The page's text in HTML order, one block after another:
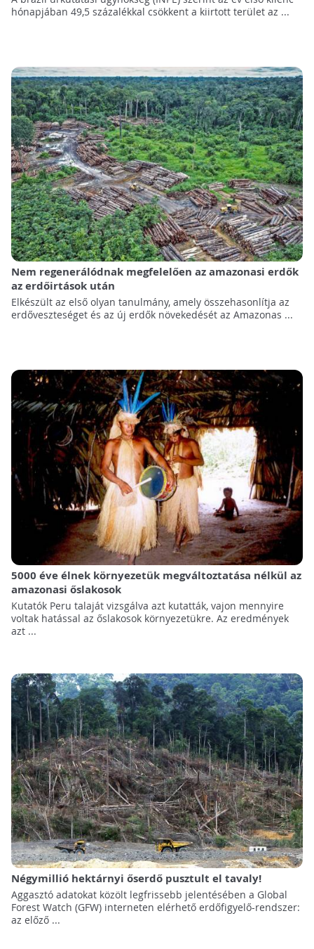
hónapjában 49,5 százalékkal csökkent a kiirtott terület az ...
Nem regenerálódnak megfelelően az amazonasi erdők
az erdőirtások után
Elkészült az első olyan tanulmány, amely összehasonlítja az
erdőveszteséget és az új erdők növekedését az Amazonas ...
5000 éve élnek környezetük megváltoztatása nélkül az
amazonasi őslakosok
Kutatók Peru talaját vizsgálva azt kutatták, vajon mennyire
voltak hatással az őslakosok környezetükre. Az eredmények
azt ...
Négymillió hektárnyi őserdő pusztult el tavaly!
Aggasztó adatokat közölt legfrissebb jelentésében a Global
Forest Watch (GFW) interneten elérhető erdőfigyelő-rendszer:
az előző ...